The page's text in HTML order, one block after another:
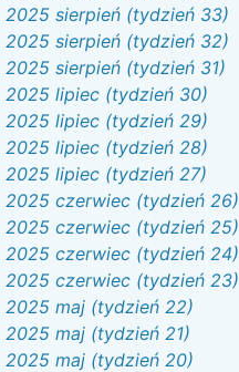
2025 sierpień (tydzień 33)
2025 sierpień (tydzień 32)
2025 sierpień (tydzień 31)
2025 lipiec (tydzień 30)
2025 lipiec (tydzień 29)
2025 lipiec (tydzień 28)
2025 lipiec (tydzień 27)
2025 czerwiec (tydzień 26)
2025 czerwiec (tydzień 25)
2025 czerwiec (tydzień 24)
2025 czerwiec (tydzień 23)
2025 maj (tydzień 22)
2025 maj (tydzień 21)
2025 maj (tydzień 20)